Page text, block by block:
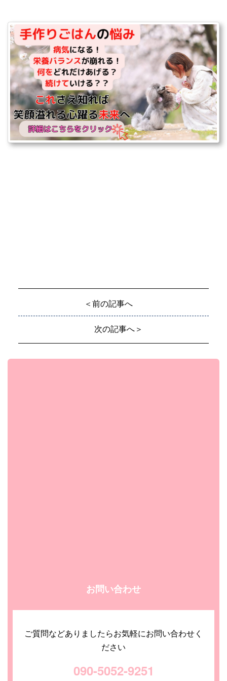
＜前の記事へ
次の記事へ＞
お問い合わせ
ご質問などありましたらお気軽にお問い合わせく
ださい
090-5052-9251